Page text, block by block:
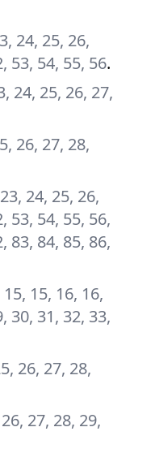
24, 25, 26,
53, 54, 55, 56.
24, 25, 26, 27,
26, 27, 28,
24, 25, 26,
53, 54, 55, 56,
83, 84, 85, 86,
15, 16, 16,
30, 31, 32, 33,
26, 27, 28,
27, 28, 29,